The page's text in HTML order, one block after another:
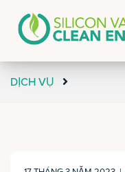
DỊCH VỤ